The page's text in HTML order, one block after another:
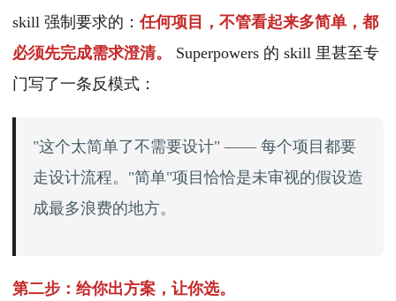
skill 强制要求的：任何项目，不管看起来多简单，都
必须先完成需求澄清。
Superpowers 的 skill 里甚至专
门写了一条反模式：
"这个太简单了不需要设计" —— 每个项目都要
走设计流程。"简单"项目恰恰是未审视的假设造
成最多浪费的地方。
第二步：给你出方案，让你选。